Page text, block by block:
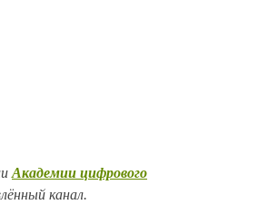
Академии цифрового
канал.